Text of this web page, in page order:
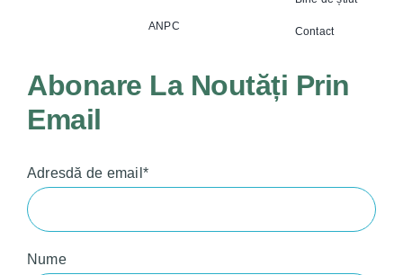
ANPC Contact
Abonare La Noutăți Prin
Email
Adresdă de email*
Nume